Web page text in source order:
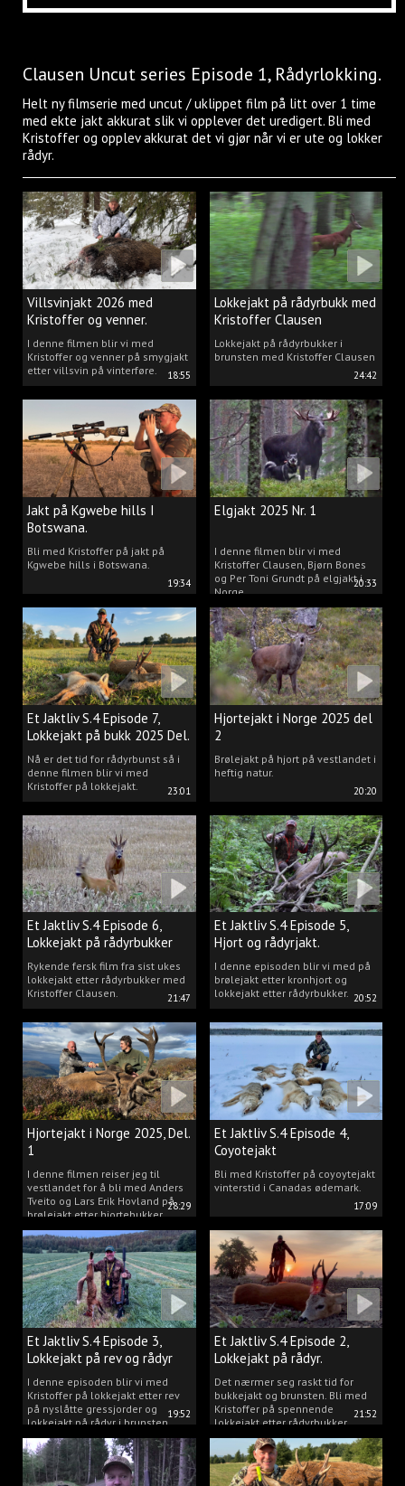
Clausen Uncut series Episode 1, Rådyrlokking.
Helt ny filmserie med uncut / uklippet film på litt over 1 time
med ekte jakt akkurat slik vi opplever det uredigert. Bli med
Kristoffer og opplev akkurat det vi gjør når vi er ute og lokker
rådyr.
18:55
Villsvinjakt 2026 med
Kristoffer og venner.
I denne filmen blir vi med
Kristoffer og venner på smygjakt
etter villsvin på vinterføre.
24:42
Lokkejakt på rådyrbukk med
Kristoffer Clausen
Lokkejakt på rådyrbukker i
brunsten med Kristoffer Clausen
19:34
Jakt på Kgwebe hills I
Botswana.
Bli med Kristoffer på jakt på
Kgwebe hills i Botswana.
20:33
Elgjakt 2025 Nr. 1
I denne filmen blir vi med
Kristoffer Clausen, Bjørn Bones
og Per Toni Grundt på elgjakt i
Norge.
23:01
Et Jaktliv S.4 Episode 7,
Lokkejakt på bukk 2025 Del.
2
Nå er det tid for rådyrbunst så i
denne filmen blir vi med
Kristoffer på lokkejakt.
20:20
Hjortejakt i Norge 2025 del
2
Brølejakt på hjort på vestlandet i
heftig natur.
21:47
Et Jaktliv S.4 Episode 6,
Lokkejakt på rådyrbukker
2025 Del.1
Rykende fersk film fra sist ukes
lokkejakt etter rådyrbukker med
Kristoffer Clausen.
20:52
Et Jaktliv S.4 Episode 5,
Hjort og rådyrjakt.
I denne episoden blir vi med på
brølejakt etter kronhjort og
lokkejakt etter rådyrbukker.
28:29
Hjortejakt i Norge 2025, Del.
1
I denne filmen reiser jeg til
vestlandet for å bli med Anders
Tveito og Lars Erik Hovland på
brølejakt etter hjortebukker.
17:09
Et Jaktliv S.4 Episode 4,
Coyotejakt
Bli med Kristoffer på coyoytejakt
vinterstid i Canadas ødemark.
19:52
Et Jaktliv S.4 Episode 3,
Lokkejakt på rev og rådyr
2025.
I denne episoden blir vi med
Kristoffer på lokkejakt etter rev
på nyslåtte gressjorder og
lokkejakt på rådyr i brunsten.
21:52
Et Jaktliv S.4 Episode 2,
Lokkejakt på rådyr.
Det nærmer seg raskt tid for
bukkejakt og brunsten. Bli med
Kristoffer på spennende
lokkejakt etter rådyrbukker.